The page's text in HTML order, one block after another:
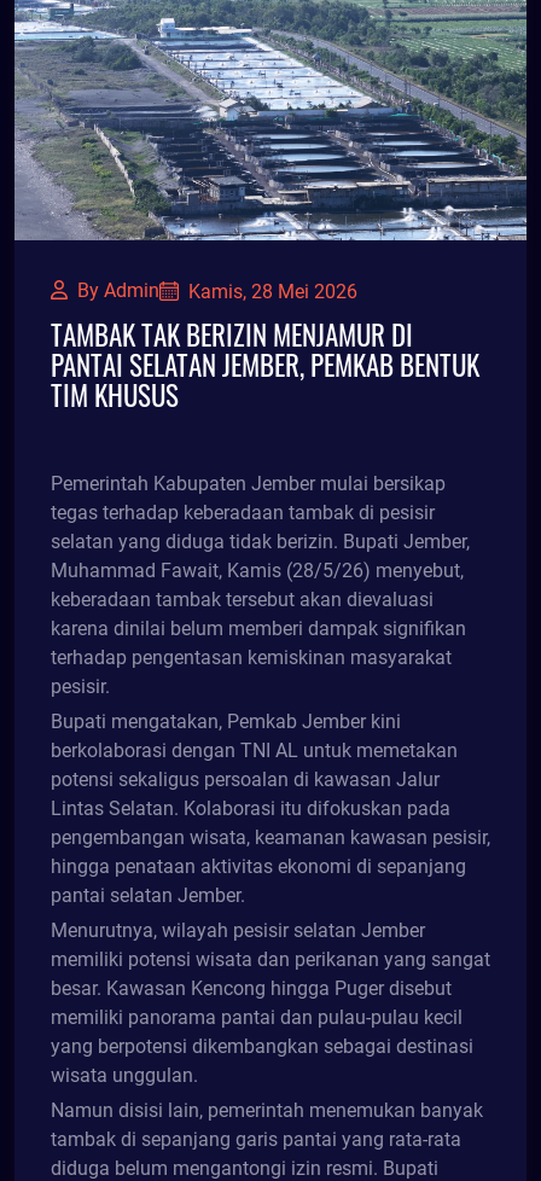
By Admin Kamis, 28 Mei 2026
TAMBAK TAK BERIZIN MENJAMUR DI
PANTAI SELATAN JEMBER, PEMKAB BENTUK
TIM KHUSUS
Pemerintah Kabupaten Jember mulai bersikap
tegas terhadap keberadaan tambak di pesisir
selatan yang diduga tidak berizin. Bupati Jember,
Muhammad Fawait, Kamis (28/5/26) menyebut,
keberadaan tambak tersebut akan dievaluasi
karena dinilai belum memberi dampak signifikan
terhadap pengentasan kemiskinan masyarakat
pesisir.
Bupati mengatakan, Pemkab Jember kini
berkolaborasi dengan TNI AL untuk memetakan
potensi sekaligus persoalan di kawasan Jalur
Lintas Selatan. Kolaborasi itu difokuskan pada
pengembangan wisata, keamanan kawasan pesisir,
hingga penataan aktivitas ekonomi di sepanjang
pantai selatan Jember.
Menurutnya, wilayah pesisir selatan Jember
memiliki potensi wisata dan perikanan yang sangat
besar. Kawasan Kencong hingga Puger disebut
memiliki panorama pantai dan pulau-pulau kecil
yang berpotensi dikembangkan sebagai destinasi
wisata unggulan.
Namun disisi lain, pemerintah menemukan banyak
tambak di sepanjang garis pantai yang rata-rata
diduga belum mengantongi izin resmi. Bupati